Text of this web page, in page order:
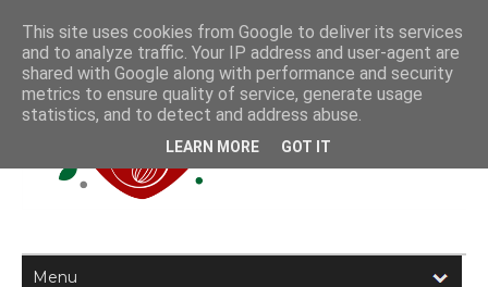
This site uses cookies from Google to deliver its services
and to analyze traffic. Your IP address and user-agent are
shared with Google along with performance and security
metrics to ensure quality of service, generate usage
statistics, and to detect and address abuse.
LEARN MORE GOT IT